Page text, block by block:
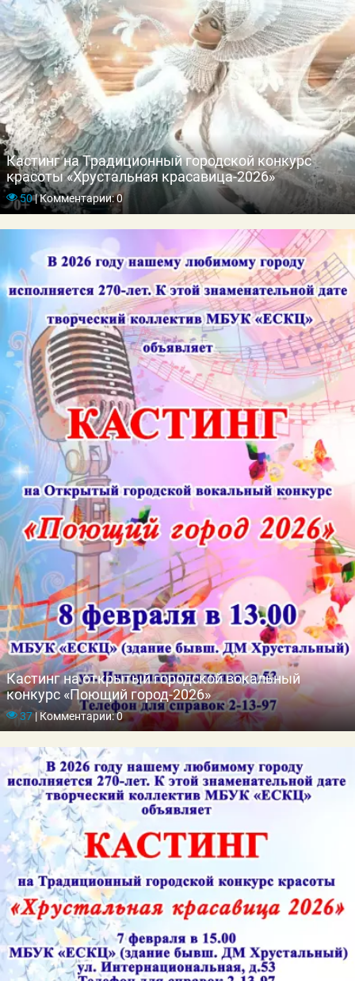
Кастинг на Традиционный городской конкурс
красоты «Хрустальная красавица-2026»
50|Комментарии: 0
Кастинг на открытый городской вокальный
конкурс «Поющий город-2026»
37|Комментарии: 0